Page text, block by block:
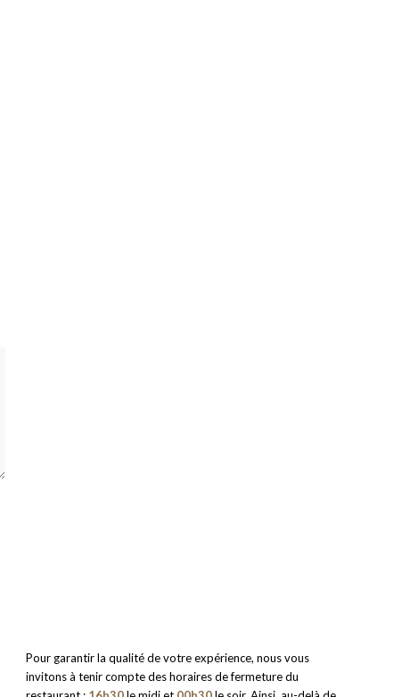
Pour garantir la qualité de votre expérience, nous vous
invitons à tenir compte des horaires de fermeture du